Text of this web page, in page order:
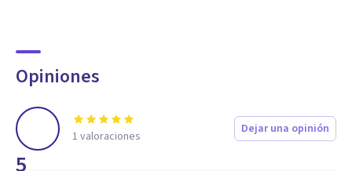
Opiniones
5
1 valoraciones Dejar una opinión